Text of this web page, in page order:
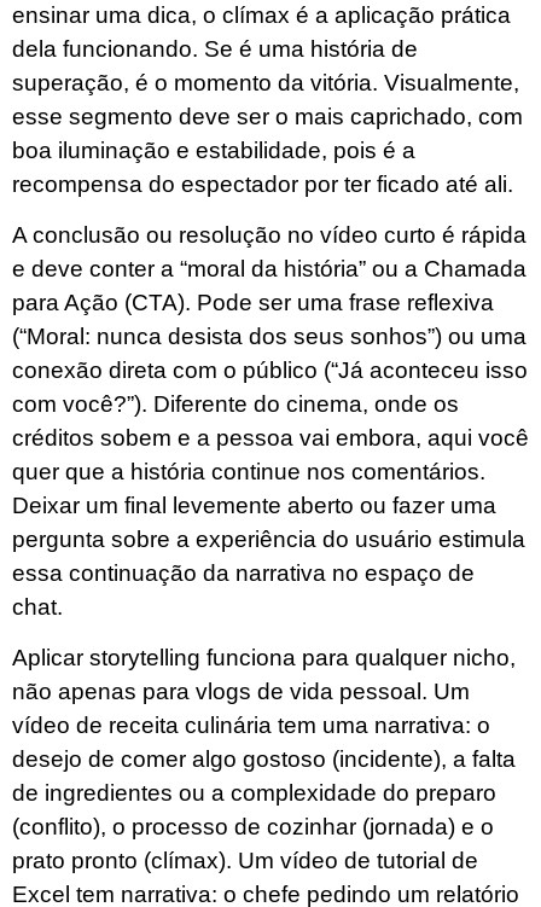
ensinar uma dica, o clímax é a aplicação prática
dela funcionando. Se é uma história de
superação, é o momento da vitória. Visualmente,
esse segmento deve ser o mais caprichado, com
boa iluminação e estabilidade, pois é a
recompensa do espectador por ter ficado até ali.
A conclusão ou resolução no vídeo curto é rápida
e deve conter a “moral da história” ou a Chamada
para Ação (CTA). Pode ser uma frase reflexiva
(“Moral: nunca desista dos seus sonhos”) ou uma
conexão direta com o público (“Já aconteceu isso
com você?”). Diferente do cinema, onde os
créditos sobem e a pessoa vai embora, aqui você
quer que a história continue nos comentários.
Deixar um final levemente aberto ou fazer uma
pergunta sobre a experiência do usuário estimula
essa continuação da narrativa no espaço de
chat.
Aplicar storytelling funciona para qualquer nicho,
não apenas para vlogs de vida pessoal. Um
vídeo de receita culinária tem uma narrativa: o
desejo de comer algo gostoso (incidente), a falta
de ingredientes ou a complexidade do preparo
(conflito), o processo de cozinhar (jornada) e o
prato pronto (clímax). Um vídeo de tutorial de
Excel tem narrativa: o chefe pedindo um relatório